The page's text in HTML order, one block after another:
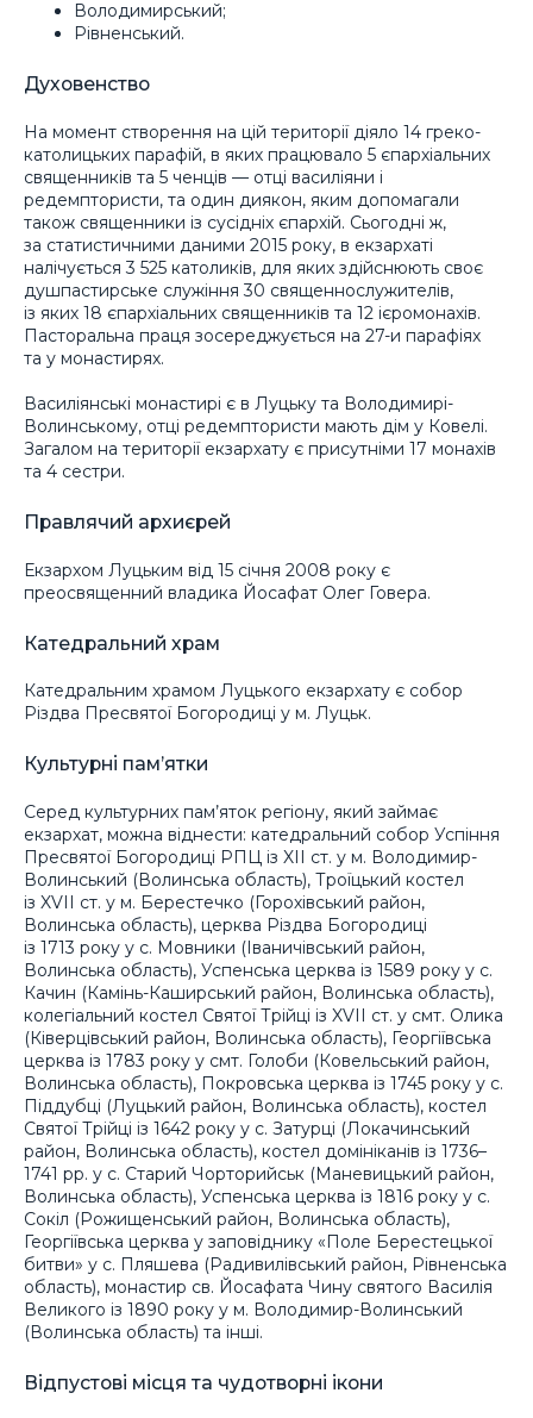
Володимирський;
Рівненський.
Духовенство
На момент створення на цій території діяло 14 греко-
католицьких парафій, в яких працювало 5 єпархіальних
священників та 5 ченців — отці василіяни і
редемптористи, та один диякон, яким допомагали
також священники із сусідніх єпархій. Сьогодні ж,
за статистичними даними 2015 року, в екзархаті
налічується 3 525 католиків, для яких здійснюють своє
душпастирське служіння 30 священнослужителів,
із яких 18 єпархіальних священників та 12 ієромонахів.
Пасторальна праця зосереджується на 27-и парафіях
та у монастирях.
Василіянські монастирі є в Луцьку та Володимирі-
Волинському, отці редемптористи мають дім у Ковелі.
Загалом на території екзархату є присутніми 17 монахів
та 4 сестри.
Правлячий архиєрей
Екзархом Луцьким від 15 січня 2008 року є
преосвященний владика Йосафат Олег Говера.
Катедральний храм
Катедральним храмом Луцького екзархату є собор
Різдва Пресвятої Богородиці у м. Луцьк.
Культурні пам’ятки
Серед культурних пам’яток регіону, який займає
екзархат, можна віднести: катедральний собор Успіння
Пресвятої Богородиці РПЦ із XII ст. у м. Володимир-
Волинський (Волинська область), Троїцький костел
із XVII ст. у м. Берестечко (Горохівський район,
Волинська область), церква Різдва Богородиці
із 1713 року у с. Мовники (Іваничівський район,
Волинська область), Успенська церква із 1589 року у с.
Качин (Камінь-Каширський район, Волинська область),
колегіальний костел Святої Трійці із XVII ст. у смт. Олика
(Ківерцівський район, Волинська область), Георгіївська
церква із 1783 року у смт. Голоби (Ковельський район,
Волинська область), Покровська церква із 1745 року у с.
Піддубці (Луцький район, Волинська область), костел
Святої Трійці із 1642 року у с. Затурці (Локачинський
район, Волинська область), костел домініканів із 1736–
1741 рр. у с. Старий Чорторийськ (Маневицький район,
Волинська область), Успенська церква із 1816 року у с.
Сокіл (Рожищенський район, Волинська область),
Георгіївська церква у заповіднику «Поле Берестецької
битви» у с. Пляшева (Радивилівський район, Рівненська
область), монастир св. Йосафата Чину святого Василія
Великого із 1890 року у м. Володимир-Волинський
(Волинська область) та інші.
Відпустові місця та чудотворні ікони